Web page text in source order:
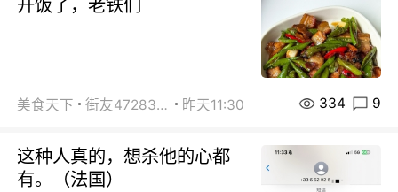
开饭了，老铁们
美食天下 街友472838572 昨天11:30 334 9
这种人真的，想杀他的心都
有。（法国）